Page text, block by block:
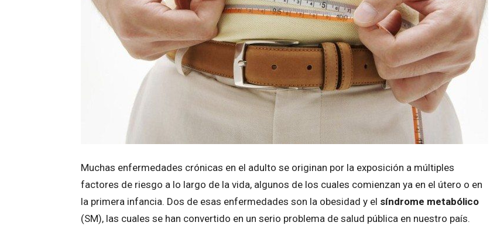
Muchas enfermedades crónicas en el adulto se originan por la exposición a múltiples
factores de riesgo a lo largo de la vida, algunos de los cuales comienzan ya en el útero o en
la primera infancia. Dos de esas enfermedades son la obesidad y el síndrome metabólico
(SM), las cuales se han convertido en un serio problema de salud pública en nuestro país.